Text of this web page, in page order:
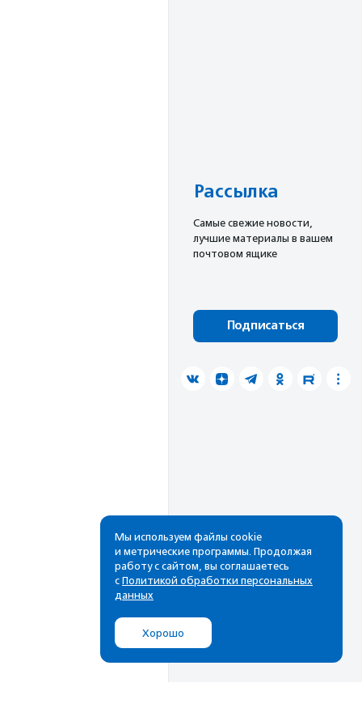
Рассылка
Cамые свежие новости,
лучшие материалы в вашем
почтовом ящике
Подписаться
Мы используем файлы cookie
и метрические программы. Продолжая
работу с сайтом, вы соглашаетесь
с Политикой обработки персональных
данных
Хорошо